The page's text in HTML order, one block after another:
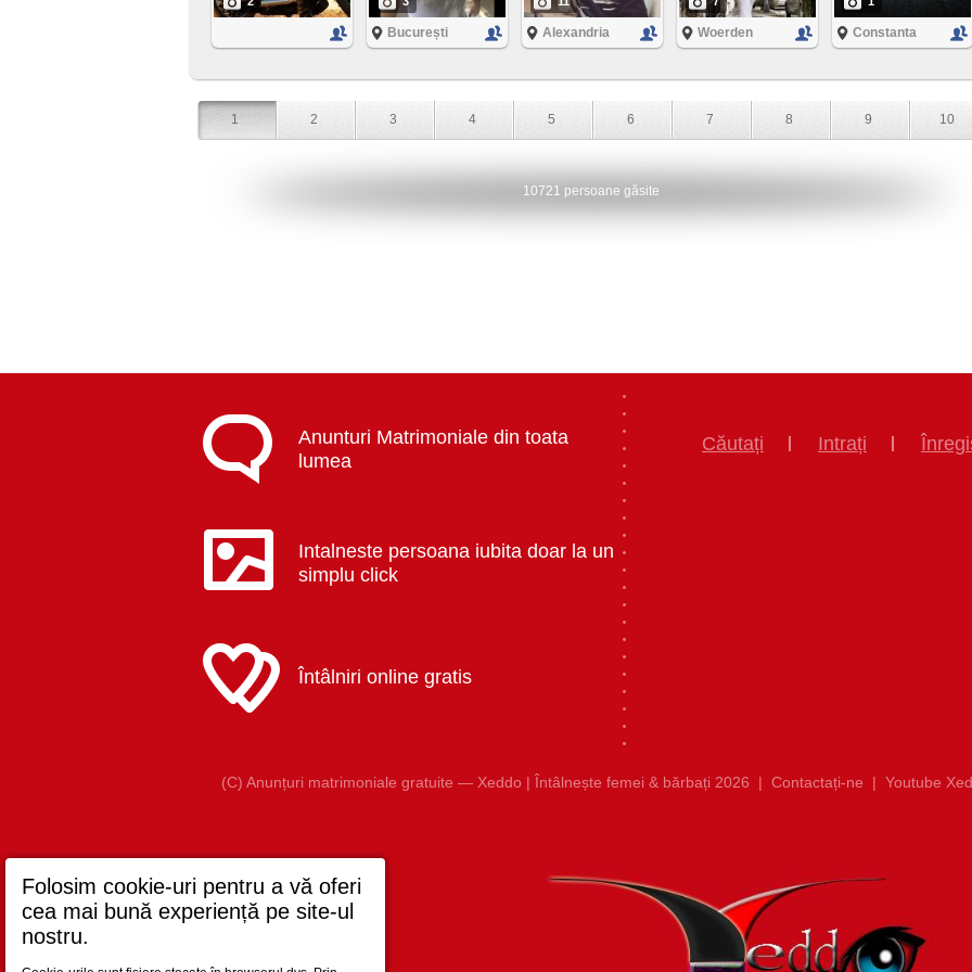
București Alexandria Woerden Constanta
1 2 3 4 5 6 7 8 9 10
10721 persoane găsite
Anunturi Matrimoniale din toata
lumea
Intalneste persoana iubita doar la un
simplu click
Întâlniri online gratis
Căutați Intrați
(C) Anunțuri matrimoniale gratuite — Xeddo | Întâlnește femei & bărbați 2026 | Contactați-ne | Youtube
Folosim cookie-uri pentru a vă oferi
cea mai bună experiență pe site-ul
nostru.